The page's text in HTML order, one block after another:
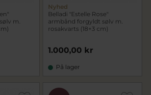
m.
Nyhed
Belladi "Estelle Rose"
armbånd forgyldt sølv m.
rosakvarts (18+3 cm)
1.000,00 kr
På lager